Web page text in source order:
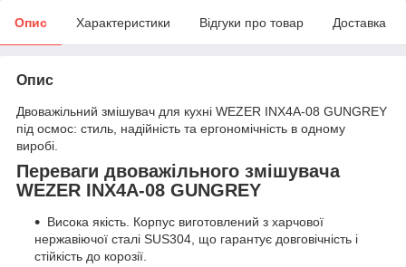
Опис Характеристики Відгуки про товар Доставка
Опис
Двоважільний змішувач для кухні WEZER INX4A-08 GUNGREY
під осмос: стиль, надійність та ергономічність в одному
виробі.
Переваги двоважільного змішувача
WEZER INX4A-08 GUNGREY
Висока якість. Корпус виготовлений з харчової
нержавіючої сталі SUS304, що гарантує довговічність і
стійкість до корозії.